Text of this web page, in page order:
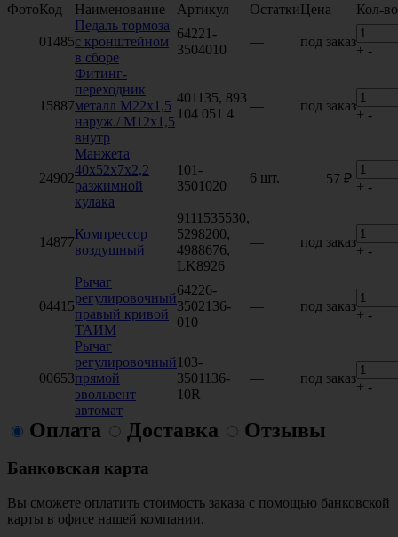
ФотоКод Наименование Артикул ОстаткиЦена Кол-во
01485
Педаль тормоза
с кронштейном
в сборе
64221-
3504010
— под заказ
+ -
15887
Фитинг-
переходник
металл M22x1,5
наруж./ М12х1,5
внутр
401135, 893
104 051 4
— под заказ
+ -
24902
Манжета
40x52x7x2,2
разжимной
кулака
101-
3501020
6 шт. 57 ₽
+ -
14877
Компрессор
воздушный
9111535530,
5298200,
4988676,
LK8926
— под заказ
+ -
04415
Рычаг
регулировочный
правый кривой
ТАИМ
64226-
3502136-
010
— под заказ
+ -
00653
Рычаг
регулировочный
прямой
эвольвент
автомат
103-
3501136-
10R
— под заказ
+ -
Оплата Доставка Отзывы
Банковская карта
Вы сможете оплатить стоимость заказа с помощью банковской
карты в офисе нашей компании.